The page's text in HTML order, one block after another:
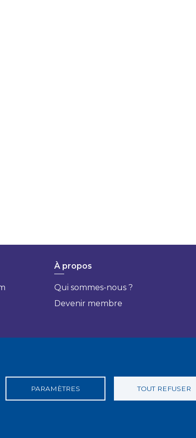
PARAMÈTRES TOUT REFUSER
À propos
Qui sommes-nous ?
Devenir membre